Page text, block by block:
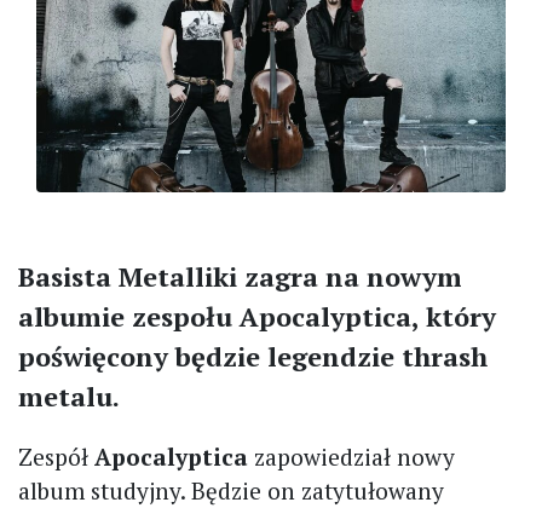
Basista Metalliki zagra na nowym
albumie zespołu Apocalyptica, który
poświęcony będzie legendzie thrash
metalu.
Zespół Apocalyptica zapowiedział nowy
album studyjny. Będzie on zatytułowany